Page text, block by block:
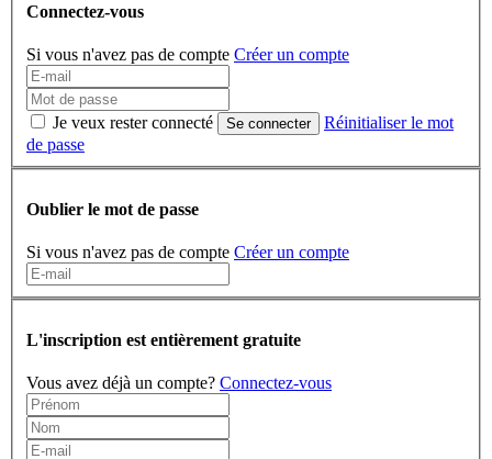
Connectez-vous
Si vous n'avez pas de compte Créer un compte
Je veux rester connecté Se connecter
Réinitialiser le mot
de passe
Oublier le mot de passe
Si vous n'avez pas de compte Créer un compte
L'inscription est entièrement gratuite
Vous avez déjà un compte? Connectez-vous